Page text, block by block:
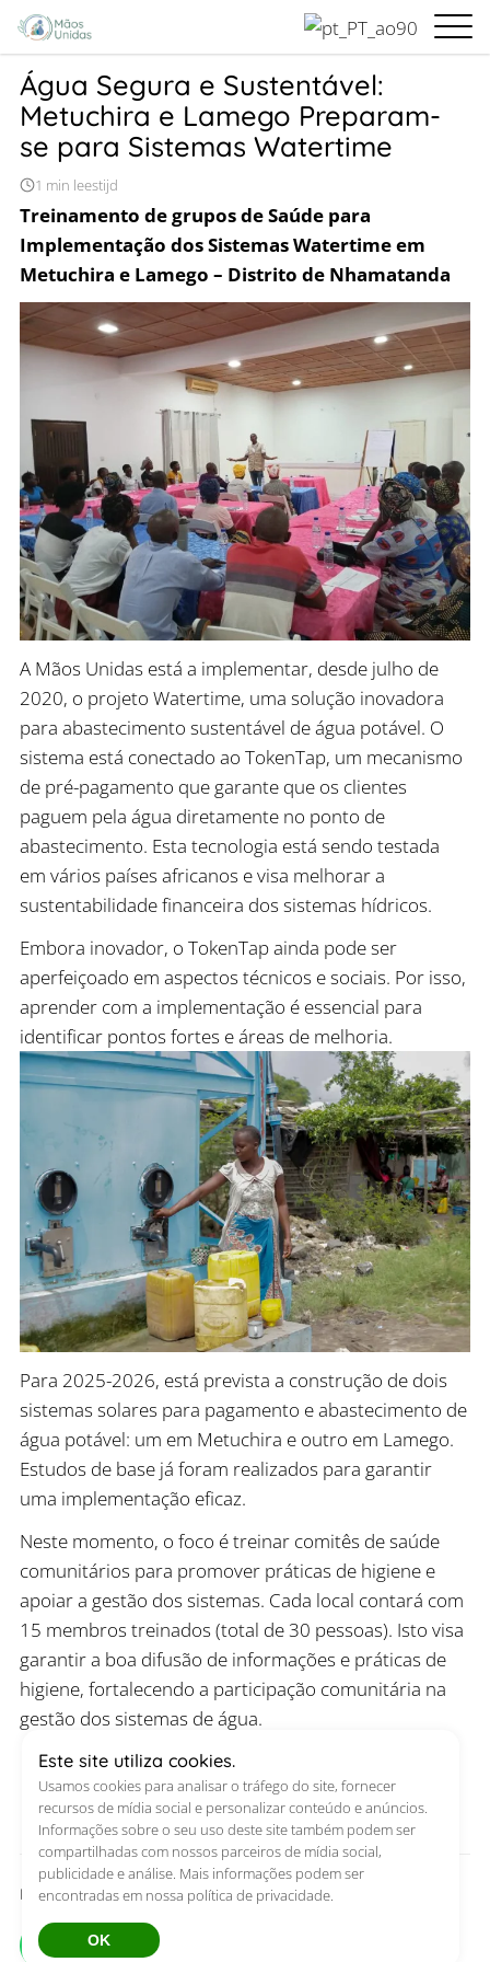
Home Água Segura e Sustentável: Metuchira e Lamego Preparam-se
Água Segura e Sustentável:
Metuchira e Lamego Preparam-
se para Sistemas Watertime
1 min leestijd
Treinamento de gruposde Saúde para
Implementação dos Sistemas Watertime em
Metuchira e Lamego – Distrito de Nhamatanda
A Mãos Unidas está a implementar, desde julho de
2020, o projeto Watertime, uma solução inovadora
para abastecimento sustentável de água potável. O
sistema está conectado ao TokenTap, um mecanismo
de pré-pagamento que garante que os clientes
paguem pela água diretamente no ponto de
abastecimento. Esta tecnologia está sendo testada
em vários países africanos e visa melhorar a
sustentabilidade financeira dos sistemas hídricos.
Embora inovador, o TokenTap ainda pode ser
aperfeiçoado em aspectos técnicos e sociais. Por isso,
aprender com a implementação é essencial para
identificar pontos fortes e áreas de melhoria.
Para 2025-2026, está prevista a construção de dois
sistemas solares para pagamento e abastecimento de
água potável: um em Metuchira e outro em Lamego.
Estudos de base já foram realizados para garantir
uma implementação eficaz.
Neste momento, o foco é treinar comitês de saúde
comunitários para promover práticas de higiene e
apoiar a gestão dos sistemas. Cada local contará com
15 membros treinados (total de 30 pessoas). Isto visa
garantir a boa difusão de informações e práticas de
higiene, fortalecendo a participação comunitária na
gestão dos sistemas de água.
Deel dit artikel
Este site utiliza cookies.
Usamos cookies para analisar o tráfego do site, fornecer
recursos de mídia social e personalizar conteúdo e anúncios.
Informações sobre o seu uso deste site também podem ser
compartilhadas com nossos parceiros de mídia social,
publicidade e análise. Mais informações podem ser
encontradas em nossa política de privacidade.
OK